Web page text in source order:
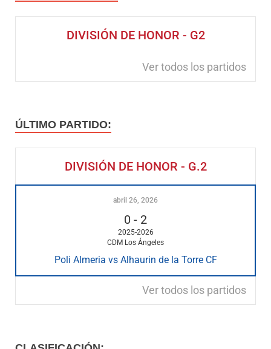
DIVISIÓN DE HONOR - G2
Ver todos los partidos
ÚLTIMO PARTIDO:
DIVISIÓN DE HONOR - G.2
abril 26, 2026
0 - 2
2025-2026
CDM Los Ángeles
Poli Almeria vs Alhaurin de la Torre CF
Ver todos los partidos